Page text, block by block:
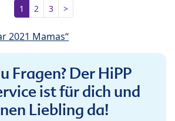
1 2 3 >
2021 Mamas“
Fragen? Der HiPP
ist für dich und
Liebling da!